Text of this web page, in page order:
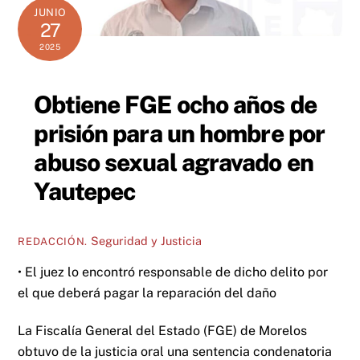
JUNIO
27
2025
Obtiene FGE ocho años de
prisión para un hombre por
abuso sexual agravado en
Yautepec
REDACCIÓN. Seguridad y Justicia
• El juez lo encontró responsable de dicho delito por
el que deberá pagar la reparación del daño
La Fiscalía General del Estado (FGE) de Morelos
obtuvo de la justicia oral una sentencia condenatoria